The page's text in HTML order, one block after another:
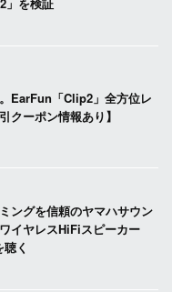
EarFun「Clip2」全方位レ
クーポン情報あり】
ングを信頼のヤマハサウン
イヤレスHiFiスピーカー
聴く